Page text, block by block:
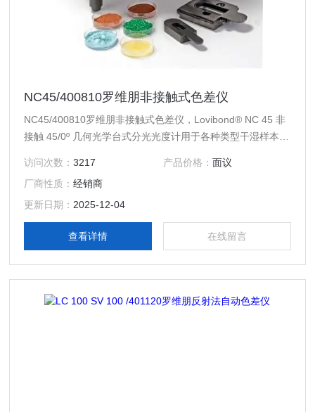
NC45/400810罗维朋非接触式色差仪
NC45/400810罗维朋非接触式色差仪，Lovibond® NC 45 非
接触 45/0º 几何光学台式分光光度计用于各种类型干湿样本的
还简化了对于二维和三维物体的测量。NC 45 采用 LED 照明
装置，这确保了高效、稳定的功能性和可靠的性能。
访问次数：3217 产品价格： 面议
厂商性质：经销商
更新日期： 2025-12-04
查看详情 在线留言